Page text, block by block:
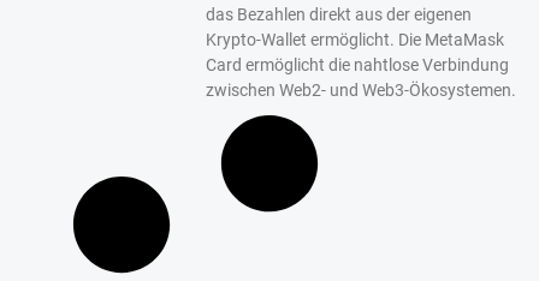
das Bezahlen direkt aus der eigenen
Krypto-Wallet ermöglicht. Die MetaMask
Card ermöglicht die nahtlose Verbindung
zwischen Web2- und Web3-Ökosystemen.